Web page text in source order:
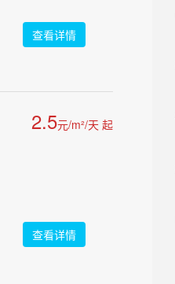
查看详情
2.5元/m²/天 起
查看详情